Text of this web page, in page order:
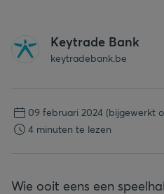
Keytrade Bank
keytradebank.be
09 februari 2024 (bijgewerkt
4 minuten te lezen
Wie ooit eens een